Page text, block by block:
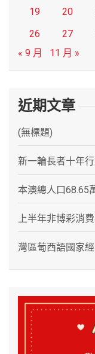
19
20
26
27
« 9 月
11 月 »
近期文章
(無標題)
新一輪長者十年
本澳總人口68.65
上半年非博彩消
灣區葡西語國家